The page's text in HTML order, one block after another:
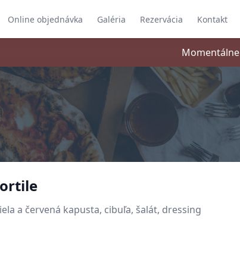
Online objednávka Galéria Rezervácia Kontakt
Momentálne
a červená kapusta, cibuľa, šalát, dressing